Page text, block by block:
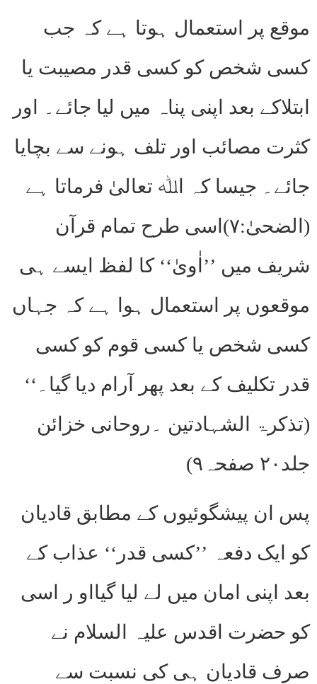
موقع پر استعمال ہوتا ہے کہ جب
کسی شخص کو کسی قدر مصیبت یا
ابتلاکے بعد اپنی پناہ میں لیا جائے۔ اور
کثرت مصائب اور تلف ہونے سے بچایا
جائے۔ جیسا کہ اﷲ تعالیٰ فرماتا ہے
(الضحیٰ:۷)اسی طرح تمام قرآن
شریف میں ’’اٰویٰ‘‘ کا لفظ ایسے ہی
موقعوں پر استعمال ہوا ہے کہ جہاں
کسی شخص یا کسی قوم کو کسی
قدر تکلیف کے بعد پھر آرام دیا گیا۔‘‘
(تذکرۃ الشہادتین ۔روحانی خزائن
جلد۲۰ صفحہ۹)
پس ان پیشگوئیوں کے مطابق قادیان
کو ایک دفعہ ’’کسی قدر‘‘ عذاب کے
بعد اپنی امان میں لے لیا گیااو ر اسی
کو حضرت اقدس علیہ السلام نے
صرف قادیان ہی کی نسبت سے